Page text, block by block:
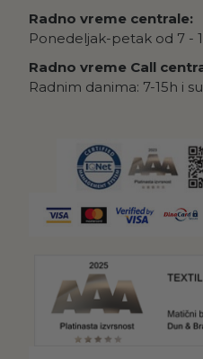
Radno vreme centrale:
Ponedeljak-petak od 7 -
Radno vreme Call
Radnim danima: 7-15h i